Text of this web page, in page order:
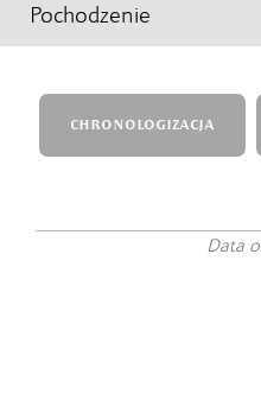
Pochodzenie
CHRONOLOGIZACJA
Data